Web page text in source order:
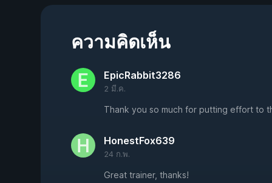
ความคิดเห็น
EpicRabbit3286
2 มี.ค.
Thank you so much for putting effort to
HonestFox639
24 ก.พ.
Great trainer, thanks!